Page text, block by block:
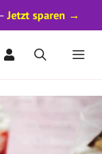
Jetzt sparen →